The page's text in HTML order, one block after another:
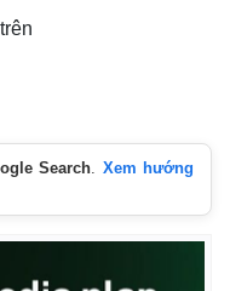
Search. Xem hướng